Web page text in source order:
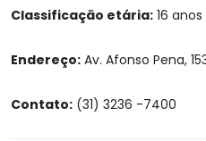
Classificação etária: 16 anos
Endereço: Av. Afonso Pena,
Contato: (31) 3236 -7400